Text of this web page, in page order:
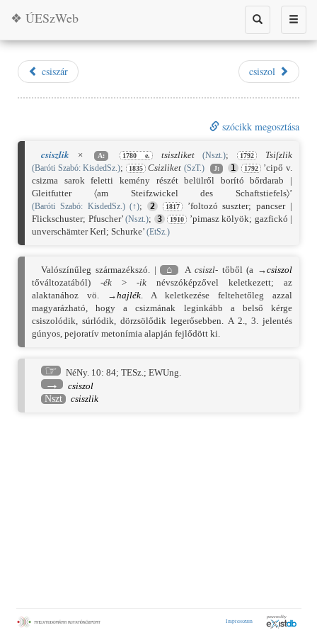
Toggle
Toggle
search
❖ ÚESzWeb
csiszár csiszol
szócikk megosztása
csiszlik × A: 1780 e. tsiszliket (Nszt.); 1792 Tsiſzlik
(Baróti Szabó: KisdedSz.); 1835 Csizliket (SzT.) J: 1 1792 ’cipő v.
csizma sarok feletti kemény részét belülről borító bőrdarab |
Gleitfutter 〈am Steifzwickel des Schaftstiefels〉’
(Baróti Szabó: KisdedSz.) (↑); 2 1817 ’foltozó suszter; pancser |
Flickschuster; Pfuscher’ (Nszt.); 3 1910
’pimasz kölyök; gazfickó |
unverschämter Kerl; Schurke’ (EtSz.)
Valószínűleg származékszó. | ⌂ A csiszl-tőből (a →csiszol
tőváltozatából) -ék > -ik névszóképzővel keletkezett; az
alaktanához vö. →hajlék. A keletkezése feltehetőleg azzal
magyarázható, hogy a csizmának leginkább a belső kérge
csiszolódik, súrlódik, dörzsölődik legerősebben. A 2., 3. jelentés
gúnyos, pejoratív metonímia alapján fejlődött ki.
☞ NéNy. 10: 84;TESz.;EWUng.
→
csiszol
Nszt
csiszlik